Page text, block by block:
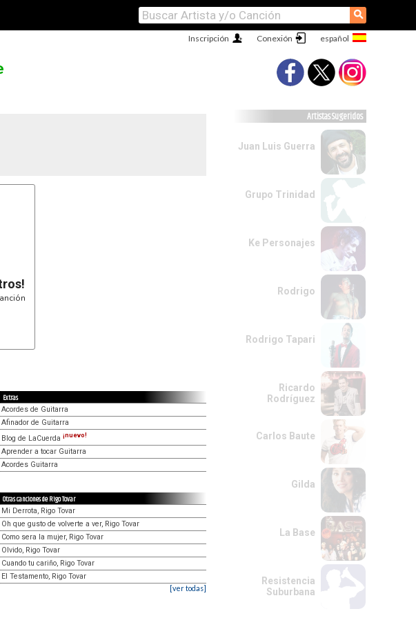
⚲
Conexión
Inscripción
Extras
Acordes de Guitarra
Afinador de Guitarra
Blog de LaCuerda ¡nuevo!
Aprender a tocar Guitarra
Acordes Guitarra
Otras canciones de Rigo Tovar
Mi Derrota, Rigo Tovar
Oh que gusto de volverte a ver, Rigo Tovar
Como sera la mujer, Rigo Tovar
Olvido, Rigo Tovar
Cuando tu cariño, Rigo Tovar
El Testamento, Rigo Tovar
[ver todas]
Artistas Sugeridos
Juan Luis Guerra
Grupo Trinidad
Ke Personajes
Rodrigo
Rodrigo Tapari
Ricardo
Rodríguez
Carlos Baute
Gilda
La Base
Resistencia
Suburbana